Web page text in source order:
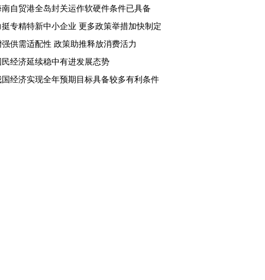
南自贸港全岛封关运作软硬件条件已具备
挺专精特新中小企业 更多政策举措加快制定
强供需适配性 政策助推释放消费活力
民经济延续稳中有进发展态势
国经济实现全年预期目标具备较多有利条件